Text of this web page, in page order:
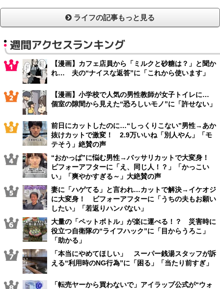
ライフの記事もっと見る
週間アクセスランキング
【漫画】カフェ店員から「ミルクと砂糖は？」と聞か
れ… 夫の“ナイスな返答”に「これから使います」
【漫画】小学校で人気の男性教師が女子トイレに…
個室の隙間から見えた“恐ろしいモノ”に「許せない」
前日にカットしたのに…“しっくりこない”男性→あか
抜けカットで激変！ 2.9万いいね「別人やん」「モ
テそう」絶賛の声
“おかっぱ”に悩む男性→バッサリカットで大変身！
ビフォーアフターに「え、同じ人！？」「かっこい
い」「爽やかすぎる～」大絶賛の声
妻に「ハゲてる」と言われ…カットで解決→イケオジ
に大変身！ ビフォーアフターに「うちの夫もお願い
したい」「若返りハンパない」
大量の「ペットボトル」が楽に運べる！？ 災害時に
役立つ自衛隊の“ライフハック”に「目からうろこ」
「助かる」
「本当にやめてほしい」 スーパー銭湯スタッフが訴
える“利用時のNG行為”に「困る」「当たり前すぎ」
「転売ヤーから買わないで」アイラップ公式が“ウォ